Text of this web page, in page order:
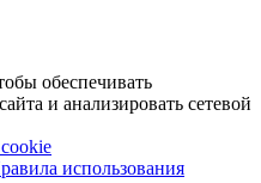
обеспечивать
и анализировать сетевой
использования